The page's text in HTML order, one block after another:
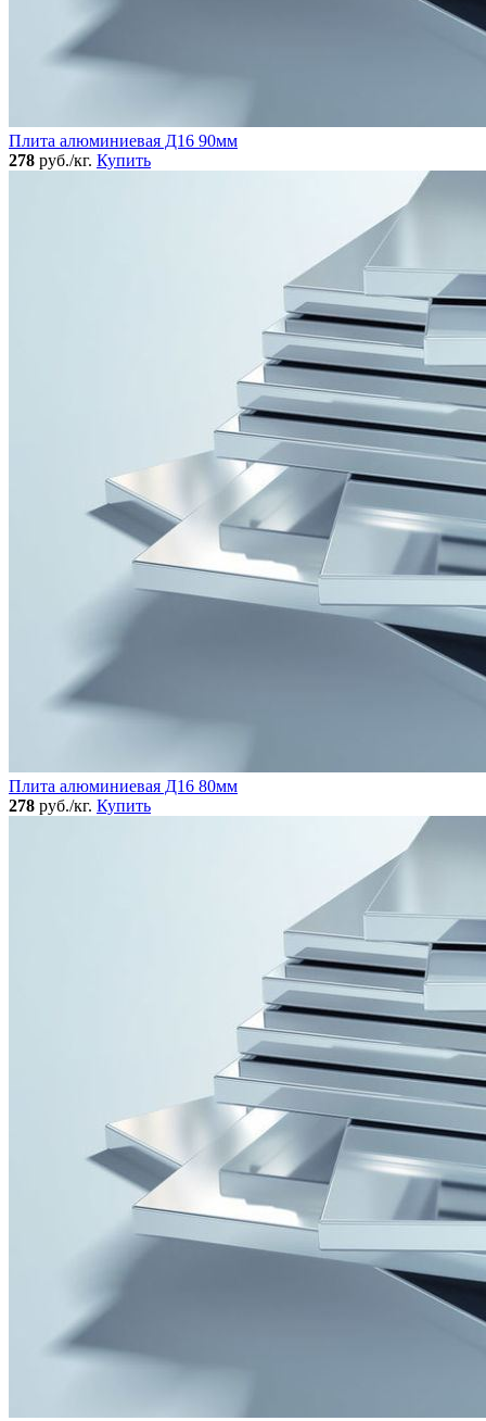
Плита алюминиевая Д16 90мм
278 руб./кг. Купить
Плита алюминиевая Д16 80мм
278 руб./кг. Купить